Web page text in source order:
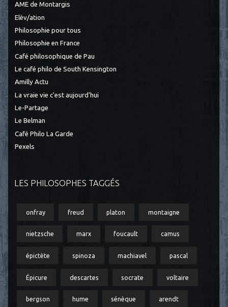
AME de Montargis
Elèv/ation
Philosophie pour tous
Philosophie en France
Café philosophique de Pau
Le café philo de South Kensington
Amilly Actu
La vraie vie c'est aujourd'hui
Le-Partage
Le Belman
Café Philo La Garde
Pexels
LES PHILOSOPHES TAGGÉS
onfray freud platon montaigne
nietzsche marx foucault camus
épictète spinoza machiavel pascal
Épicure descartes socrate voltaire
bergson hume sénèque arendt